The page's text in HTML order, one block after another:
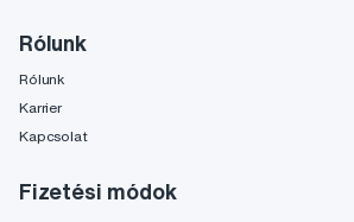
Rólunk
Rólunk
Karrier
Kapcsolat
Fizetési módok